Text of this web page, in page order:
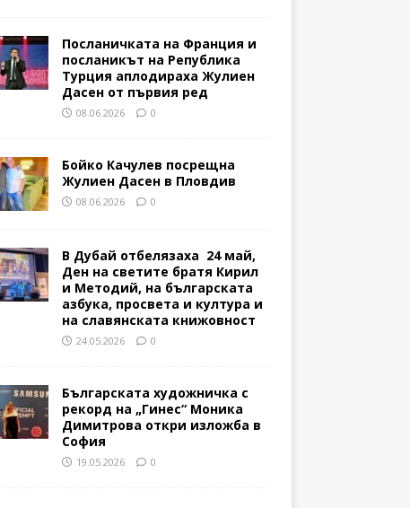
Посланичката на Франция и
посланикът на Република
Турция аплодираха Жулиен
Дасен от първия ред
08.06.2026 0
Бойко Качулев посрещна
Жулиен Дасен в Пловдив
08.06.2026 0
В Дубай отбелязаха 24 май,
Ден на светите братя Кирил
и Методий, на българската
азбука, просвета и култура и
на славянската книжовност
24.05.2026 0
Българската художничка с
рекорд на „Гинес“ Моника
Димитрова откри изложба в
София
19.05.2026 0